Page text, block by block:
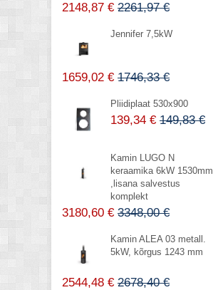
2148,87 € 2261,97 €
Jennifer 7,5kW
1659,02 € 1746,33 €
Pliidiplaat 530x900
139,34 € 149,83 €
Kamin LUGO N
keraamika 6kW 1530mm
,lisana salvestus
komplekt
3180,60 € 3348,00 €
Kamin ALEA 03 metall.
5kW, kõrgus 1243 mm
2544,48 € 2678,40 €